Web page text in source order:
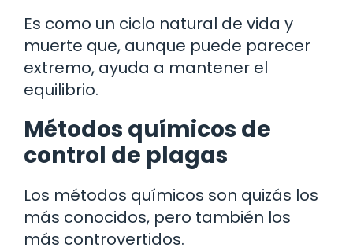
Es como un ciclo natural de vida y
muerte que, aunque puede parecer
extremo, ayuda a mantener el
equilibrio.
Métodos químicos de
control de plagas
Los métodos químicos son quizás los
más conocidos, pero también los
más controvertidos.